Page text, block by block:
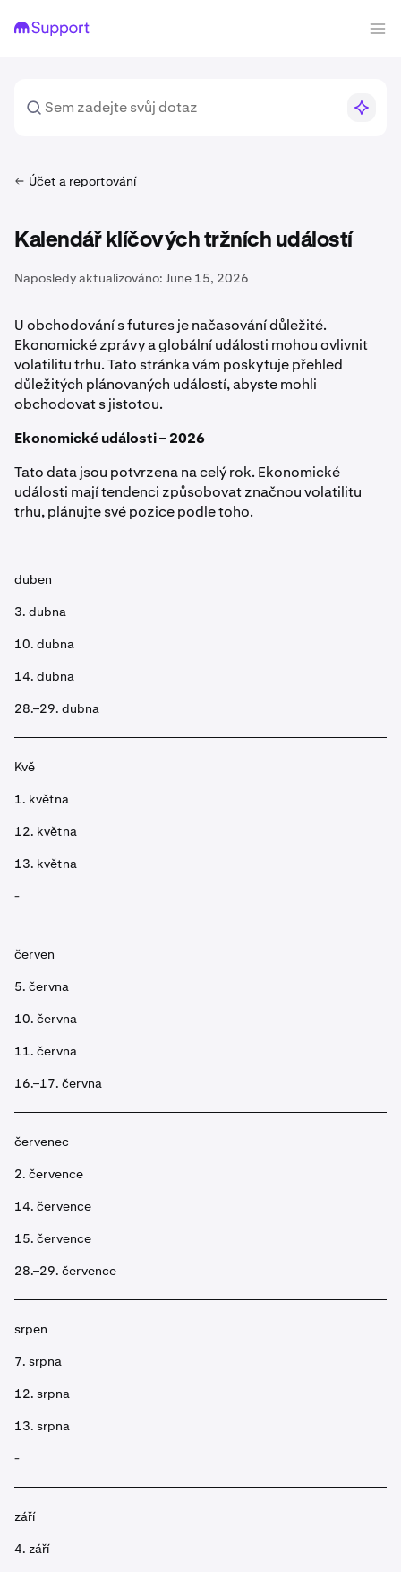
Účet a reportování
Kalendář klíčových tržních událostí
Naposledy aktualizováno: June 15, 2026
U obchodování s futures je načasování důležité.
Ekonomické zprávy a globální události mohou ovlivnit
volatilitu trhu. Tato stránka vám poskytuje přehled
důležitých plánovaných událostí, abyste mohli
obchodovat s jistotou.
Ekonomické události – 2026
Tato data jsou potvrzena na celý rok. Ekonomické
události mají tendenci způsobovat značnou volatilitu
trhu, plánujte své pozice podle toho.
duben
3. dubna
10. dubna
14. dubna
28.–29. dubna
Kvě
1. května
12. května
13. května
-
červen
5. června
10. června
11. června
16.–17. června
červenec
2. července
14. července
15. července
28.–29. července
srpen
7. srpna
12. srpna
13. srpna
-
září
4. září